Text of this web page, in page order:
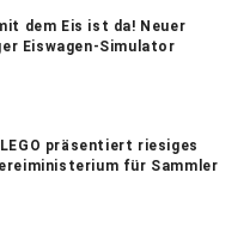
dem Eis ist da! Neuer
Eiswagen-Simulator
präsentiert riesiges
für Sammler